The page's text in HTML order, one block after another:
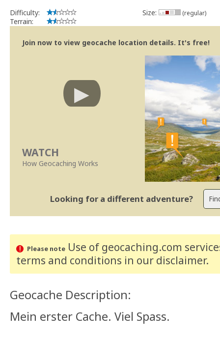
Community Volunteer Reviewer
Centro de Ajuda
Trabalhar com o Revisor
Revisões mais rápidas
Linhas Orientação| Políticas Regionais - Portugal
Difficulty:
Terrain:
Size: (regular)
Join now to view geocache location details. It's free!
WATCH
How Geocaching Works
Looking for a different adventure?
Please noteUse of geocaching.com
terms and conditions in our disclaimer.
Geocache Description:
Mein erster Cache. Viel Spass.